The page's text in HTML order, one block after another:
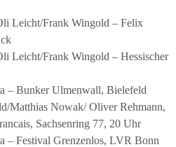
Leicht/Frank Wingold – Felix
Leicht/Frank Wingold – Hessischer
– Bunker Ulmenwall, Bielefeld
Matthias Nowak/ Oliver Rehmann,
Sachsenring 77, 20 Uhr
– Festival Grenzenlos, LVR Bonn